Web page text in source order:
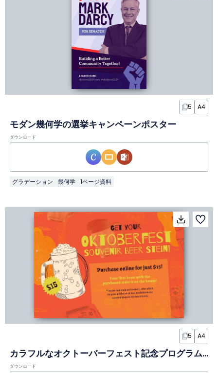
5 A4
モダン幾何学の選挙キャンペーンポスター
ダウンロード
グラデーション 幾何学 1ページ資料
5 A4
カラフルなオクトーバーフェスト記念プログラムスライド
ダウンロード